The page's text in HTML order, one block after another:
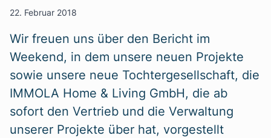
22. Februar 2018
Wir freuen uns über den Bericht im
Weekend, in dem unsere neuen Projekte
sowie unsere neue Tochtergesellschaft, die
IMMOLA Home & Living GmbH, die ab
sofort den Vertrieb und die Verwaltung
unserer Projekte über hat, vorgestellt